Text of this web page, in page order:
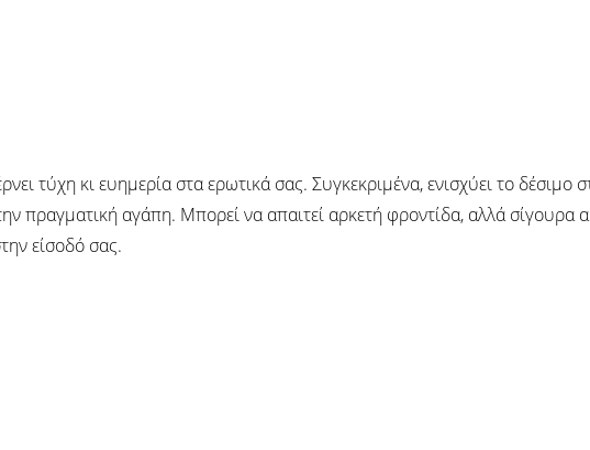
τύχη κι ευημερία στα ερωτικά σας. Συγκεκριμένα, ενισχύει το δέσιμο
πραγματική αγάπη. Μπορεί να απαιτεί αρκετή φροντίδα, αλλά σίγουρα
είσοδό σας.